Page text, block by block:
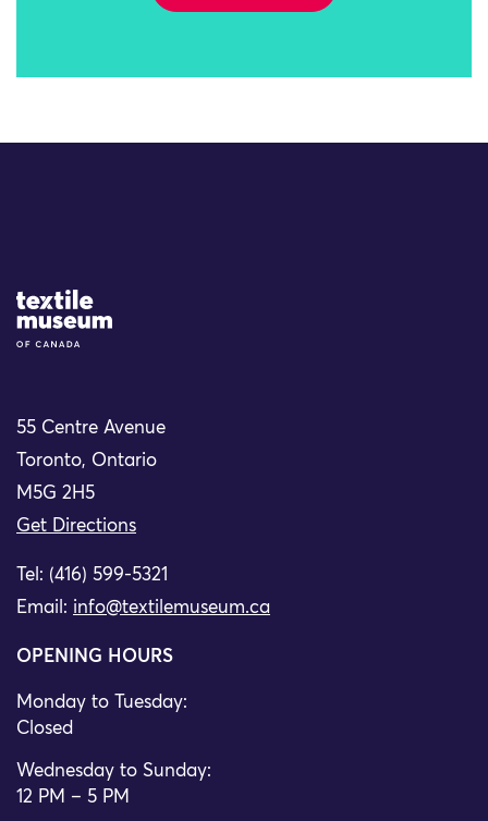
Site Logo
55 Centre Avenue
Toronto, Ontario
M5G 2H5
Get Directions
Tel: (416) 599-5321
Email: info@textilemuseum.ca
OPENING HOURS
Monday to Tuesday:
Closed
Wednesday to Sunday:
12 PM – 5 PM